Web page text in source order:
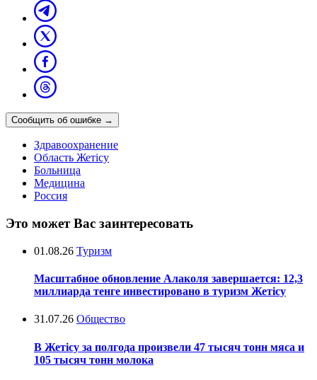
Сообщить об ошибке →
Здравоохранение
Область Жетісу
Больница
Медицина
Россия
Это может Вас заинтересовать
01.08.26 Туризм
Масштабное обновление Алаколя завершается: 12,3
миллиарда тенге инвестировано в туризм Жетісу
31.07.26 Общество
В Жетісу за полгода произвели 47 тысяч тонн мяса и
105 тысяч тонн молока